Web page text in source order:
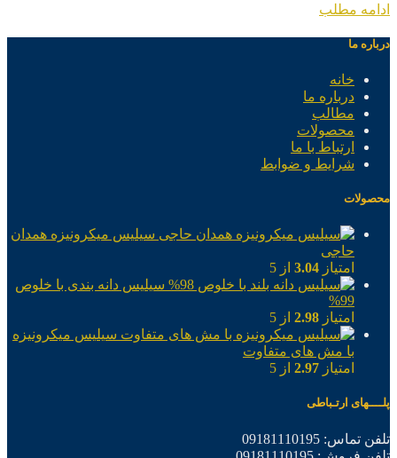
ادامه مطلب
درباره ما
خانه
درباره ما
مطالب
محصولات
ارتباط با ما
شرایط و ضوابط
محصولات
سیلیس میکرونیزه همدان
حاجی
امتیاز 3.04 از 5
سیلیس دانه بندی با خلوص
99%
امتیاز 2.98 از 5
سیلیس میکرونیزه
با مش های متفاوت
امتیاز 2.97 از 5
پلــــهای ارتـباطی
تلفن تماس: 09181110195